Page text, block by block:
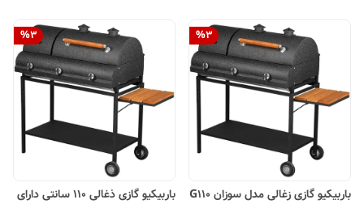
%3
باربیکیو گازی زغالی مدل سوزان G110
%3
باربیکیو گازی ذغالی 110 سانتی دارای